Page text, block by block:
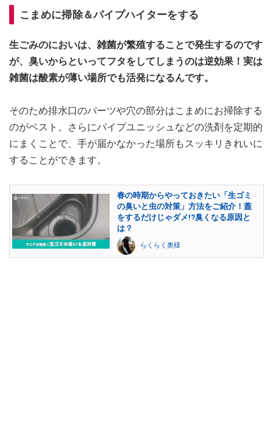
こまめに掃除＆パイプハイターをする
生ごみのにおいは、雑菌が繁殖することで発生するのです
が、臭いからといってフタをしてしまうのは逆効果！実は
雑菌は酸素が薄い場所でも活発になるんです。
そのため排水口のパーツや穴の部分はこまめにお掃除する
のがベスト。さらにパイプユニッシュなどの洗剤を定期的
にまくことで、手が届かなかった場所もスッキリきれいに
することができます。
春の時期からやっておきたい「生ゴミ
の臭いと虫の対策」方法をご紹介！蓋
をするだけじゃダメ!?臭くなる原因と
は？
らくらく奥様